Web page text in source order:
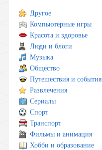
Другое
Компьютерные игры
Красота и здоровье
Люди и блоги
Музыка
Общество
Путешествия и события
Развлечения
Сериалы
Спорт
Транспорт
Фильмы и анимация
Хобби и образование